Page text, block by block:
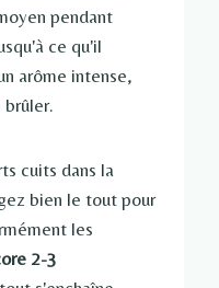
pendant
ce qu'il
arôme intense,
brûler.
cuits dans la
bien le tout pour
les
2-3